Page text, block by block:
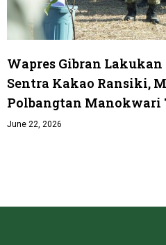
Wapres Gibran
Sentra Kakao Ransiki,
Polbangtan Manokwari
June 22, 2026